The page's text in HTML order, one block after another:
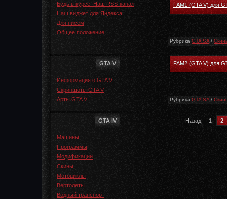
Будь в курсе. Наш RSS-канал
Наш виджет для Яндекса
Для писем
Общее положение
GTA V
Информация о GTA V
Скриншоты GTA V
Арты GTA V
GTA IV
Машины
Программы
Модификации
Скины
Мотоциклы
Вертолеты
Водный транспорт
FAM1 (GTA V) для
Рубрика GTA SA /
FAM2 (GTA V) для
Рубрика GTA SA /
Назад 1 2